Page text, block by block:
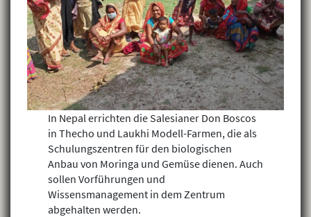
In Nepal errichten die Salesianer Don Boscos
in Thecho und Laukhi Modell-Farmen, die als
Schulungszentren für den biologischen
Anbau von Moringa und Gemüse dienen. Auch
sollen Vorführungen und
Wissensmanagement in dem Zentrum
abgehalten werden.